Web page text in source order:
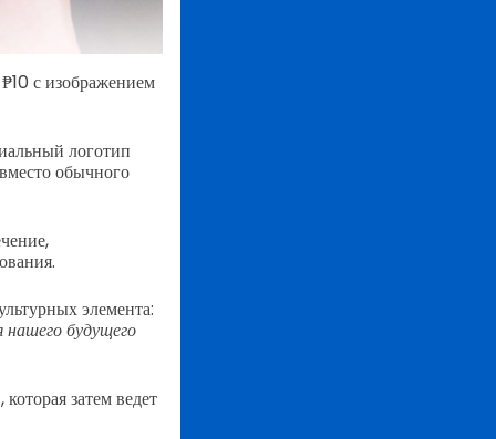
с изображением
логотип
обычного
элемента:
нашего будущего
которая затем ведет